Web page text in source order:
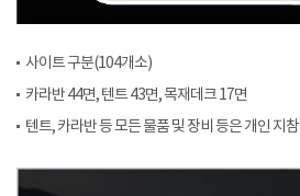
사이트 구분(104개소)
카라반 44면, 텐트 43면, 목재데크 17면
텐트, 카라반 등 모든 물품 및 장비 등은 개인 지참